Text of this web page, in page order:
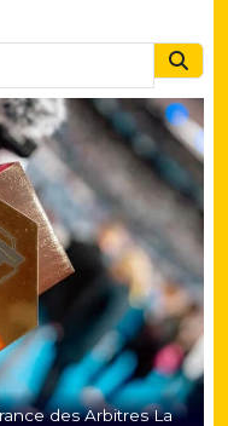
des Arbitres La